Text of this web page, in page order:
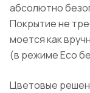
абсолютно
Покрытие не
моется как
(в режиме Eco
Цветовые